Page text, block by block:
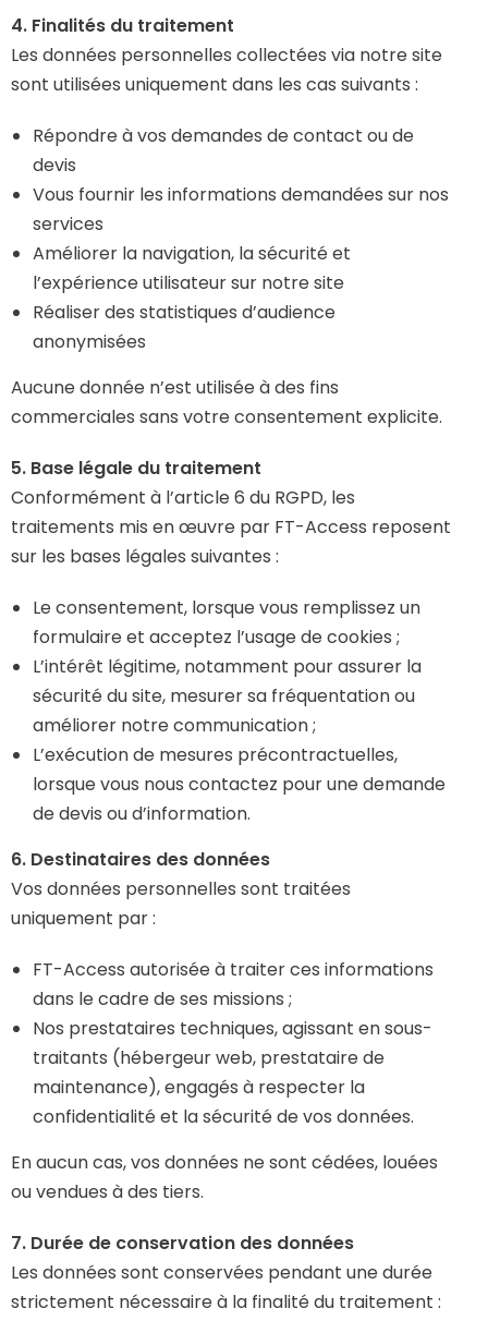
4. Finalités du traitement
Les données personnelles collectées via notre site
sont utilisées uniquement dans les cas suivants :
Répondre à vos demandes de contact ou de
devis
Vous fournir les informations demandées sur nos
services
Améliorer la navigation, la sécurité et
l’expérience utilisateur sur notre site
Réaliser des statistiques d’audience
anonymisées
Aucune donnée n’est utilisée à des fins
commerciales sans votre consentement explicite.
5. Base légale du traitement
Conformément à l’article 6 du RGPD, les
traitements mis en œuvre par FT-Access reposent
sur les bases légales suivantes :
Le consentement, lorsque vous remplissez un
formulaire et acceptez l’usage de cookies ;
L’intérêt légitime, notamment pour assurer la
sécurité du site, mesurer sa fréquentation ou
améliorer notre communication ;
L’exécution de mesures précontractuelles,
lorsque vous nous contactez pour une demande
de devis ou d’information.
6. Destinataires des données
Vos données personnelles sont traitées
uniquement par :
FT-Access autorisée à traiter ces informations
dans le cadre de ses missions ;
Nos prestataires techniques, agissant en sous-
traitants (hébergeur web, prestataire de
maintenance), engagés à respecter la
confidentialité et la sécurité de vos données.
En aucun cas, vos données ne sont cédées, louées
ou vendues à des tiers.
7. Durée de conservation des données
Les données sont conservées pendant une durée
strictement nécessaire à la finalité du traitement :